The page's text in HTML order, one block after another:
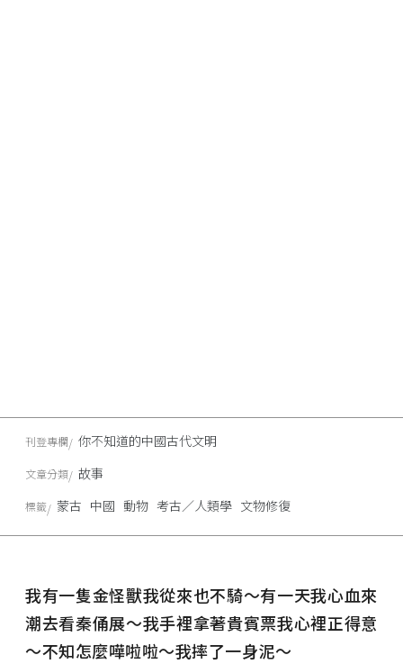
我有一隻金怪獸我從來也不騎～有一天我心血來
潮去看秦俑展～我手裡拿著貴賓票我心裡正得意
～不知怎麼嘩啦啦～我摔了一身泥～
刊登專欄 你不知道的中國古代文明
文章分類 故事
標籤 蒙古 中國 動物 考古／人類學 文物修復